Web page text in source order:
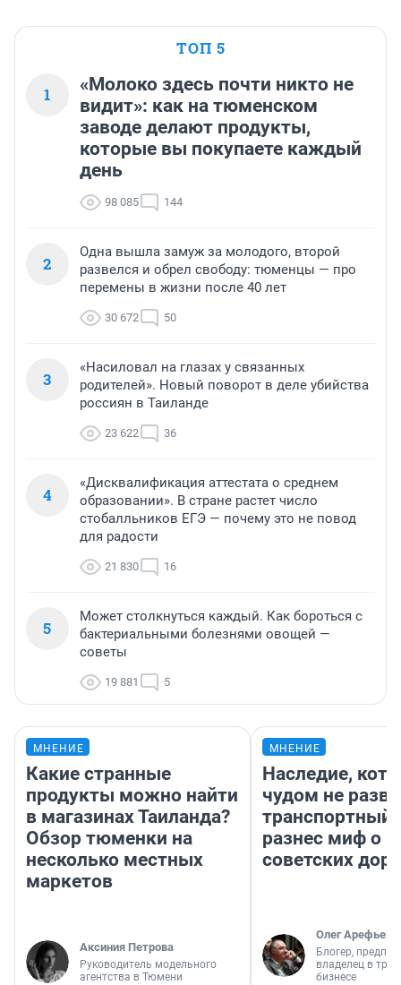
ТОП 5
1
«Молоко здесь почти никто не
видит»: как на тюменском
заводе делают продукты,
которые вы покупаете каждый
день
98 085 144
2
Одна вышла замуж за молодого, второй
развелся и обрел свободу: тюменцы — про
перемены в жизни после 40 лет
30 672 50
3
«Насиловал на глазах у связанных
родителей». Новый поворот в деле убийства
россиян в Таиланде
23 622 36
4
«Дисквалификация аттестата о среднем
образовании». В стране растет число
стобалльников ЕГЭ — почему это не повод
для радости
21 830 16
5
Может столкнуться каждый. Как бороться с
бактериальными болезнями овощей —
советы
19 881 5
МНЕНИЕ
Какие странные
продукты можно найти
в магазинах Таиланда?
Обзор тюменки на
несколько местных
маркетов
Аксиния Петрова
Руководитель модельного
агентства в Тюмени
МНЕНИЕ
Наследие,
чудом не
транспортный
разнес миф о
советских
Олег Арефьев
Блогер,
владелец в
бизнесе